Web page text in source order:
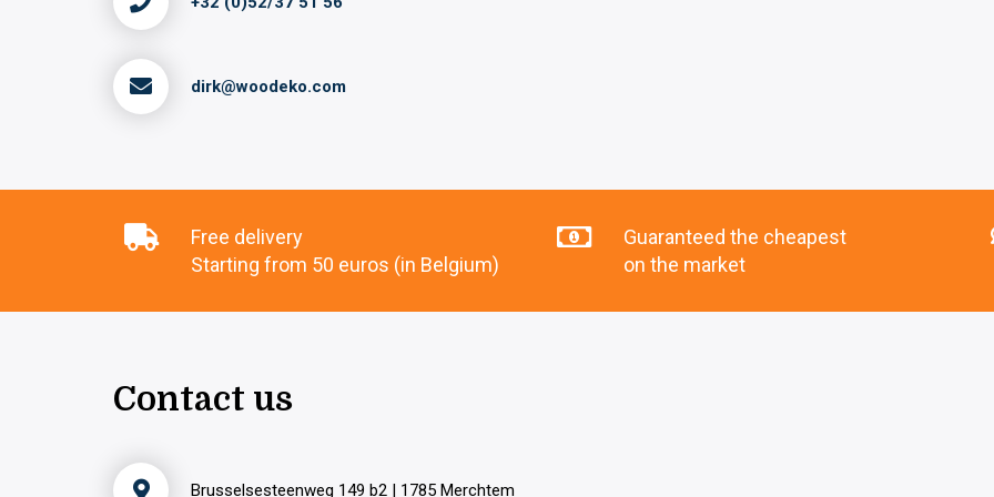
dirk@woodeko.com
Free delivery
Starting from 50 euros (in Belgium)
Guaranteed the cheapest
on the market
Contact us
Brusselsesteenweg 149 b2 | 1785 Merchtem